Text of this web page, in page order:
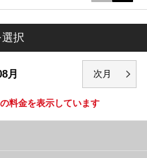
択
月
料金を表示しています